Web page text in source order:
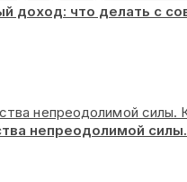
доход: что делать с
непреодолимой